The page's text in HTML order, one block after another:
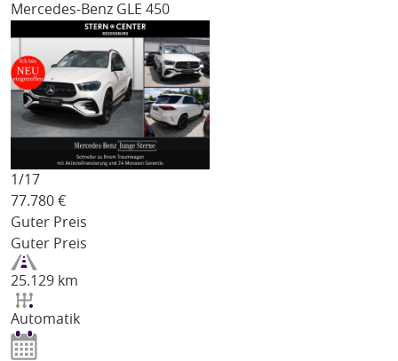
Mercedes-Benz GLE 450
1/17
77.780 €
Guter Preis
Guter Preis
25.129 km
Automatik